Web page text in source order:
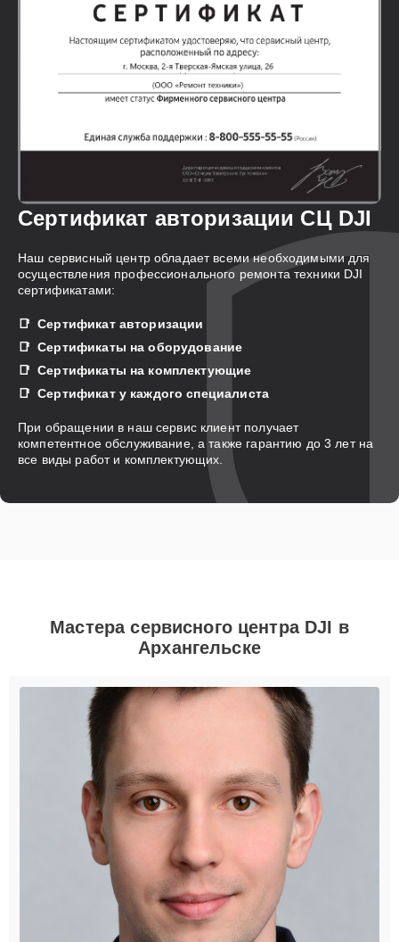
Сертификат авторизации СЦ DJI
Наш сервисный центр обладает всеми необходимыми для
осуществления профессионального ремонта техники DJI
сертификатами:
Сертификат авторизации
Сертификаты на оборудование
Сертификаты на комплектующие
Сертификат у каждого специалиста
При обращении в наш сервис клиент получает
компетентное обслуживание, а также гарантию до 3 лет на
все виды работ и комплектующих.
Мастера сервисного центра DJI в
Архангельске